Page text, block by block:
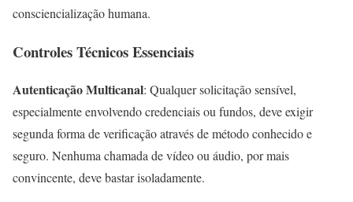
consciencialização humana.
Controles Técnicos Essenciais
Autenticação Multicanal: Qualquer solicitação sensível,
especialmente envolvendo credenciais ou fundos, deve exigir
segunda forma de verificação através de método conhecido e
seguro. Nenhuma chamada de vídeo ou áudio, por mais
convincente, deve bastar isoladamente.